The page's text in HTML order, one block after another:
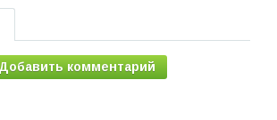
Добавить комментарий